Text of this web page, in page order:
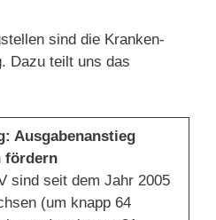
sind die Kranken-
Dazu teilt uns das
Ausgabenanstieg
fördern
sind seit dem Jahr 2005
(um knapp 64